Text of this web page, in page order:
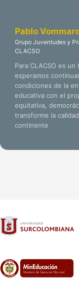
Pablo
Grupo Juventudes y
CLACSO
Para CLACSO es
esperamos
condiciones de la
educativa con el
equitativa,
transforme la
continente